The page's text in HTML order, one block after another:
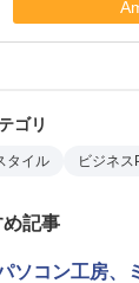
ゴリ
タイル ビジネ
記事
ソコン工房、